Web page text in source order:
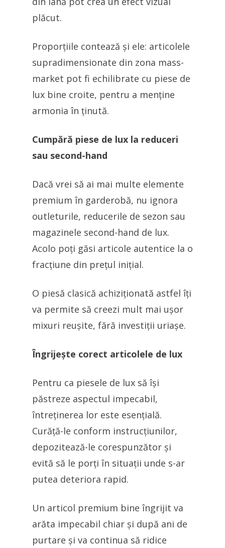
plăcut.
Proporțiile contează și ele: articolele
supradimensionate din zona mass-
market pot fi echilibrate cu piese de
lux bine croite, pentru a menține
armonia în ținută.
Cumpără piese de lux la reduceri
sau second-hand
Dacă vrei să ai mai multe elemente
premium în garderobă, nu ignora
outleturile, reducerile de sezon sau
magazinele second-hand de lux.
Acolo poți găsi articole autentice la o
fracțiune din prețul inițial.
O piesă clasică achiziționată astfel îți
va permite să creezi mult mai ușor
mixuri reușite, fără investiții uriașe.
Îngrijește corect articolele de lux
Pentru ca piesele de lux să își
păstreze aspectul impecabil,
întreținerea lor este esențială.
Curăță-le conform instrucțiunilor,
depozitează-le corespunzător și
evită să le porți în situații unde s-ar
putea deteriora rapid.
Un articol premium bine îngrijit va
arăta impecabil chiar și după ani de
purtare și va continua să ridice